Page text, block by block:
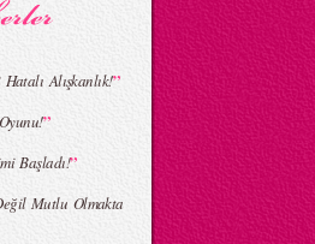
Alışkanlık!”
”
Başladı!”
Mutlu Olmakta